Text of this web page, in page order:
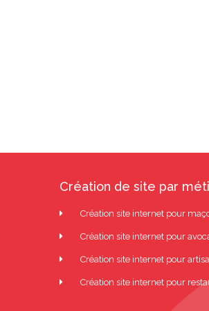
Création de site par
Création site internet pour
Création site internet pour
Création site internet pour
Création site internet pour